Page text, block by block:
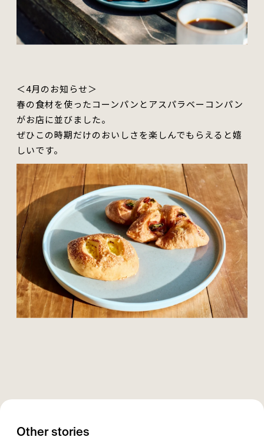
＜4月のお知らせ＞
春の食材を使ったコーンパンとアスパラベーコンパン
がお店に並びました。
ぜひこの時期だけのおいしさを楽しんでもらえると嬉
しいです。
Other stories